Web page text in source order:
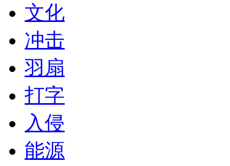
文化
冲击
羽扇
打字
入侵
能源